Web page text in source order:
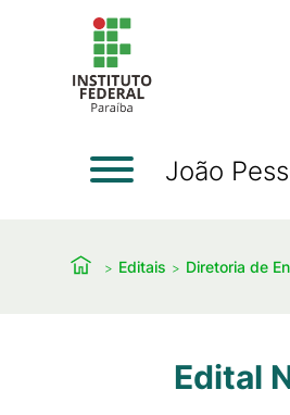
João
Editais Diretoria de
Edital